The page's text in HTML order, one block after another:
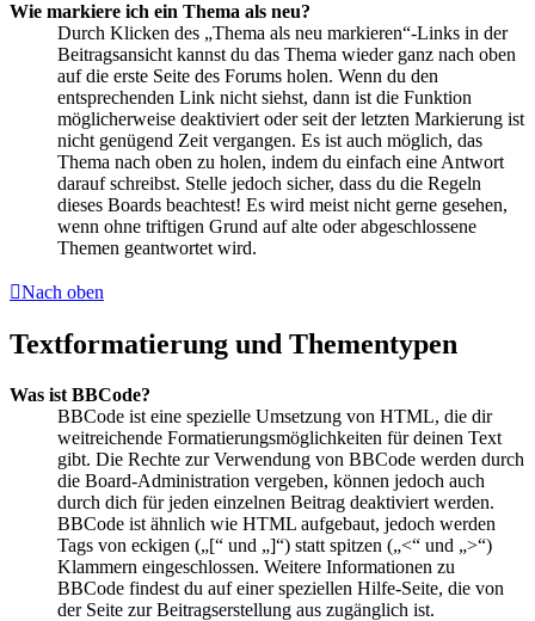
Wie markiere ich ein Thema als neu?
Durch Klicken des „Thema als neu markieren“-Links in der
Beitragsansicht kannst du das Thema wieder ganz nach oben
auf die erste Seite des Forums holen. Wenn du den
entsprechenden Link nicht siehst, dann ist die Funktion
möglicherweise deaktiviert oder seit der letzten Markierung ist
nicht genügend Zeit vergangen. Es ist auch möglich, das
Thema nach oben zu holen, indem du einfach eine Antwort
darauf schreibst. Stelle jedoch sicher, dass du die Regeln
dieses Boards beachtest! Es wird meist nicht gerne gesehen,
wenn ohne triftigen Grund auf alte oder abgeschlossene
Themen geantwortet wird.
Nach oben
Textformatierung und Thementypen
Was ist BBCode?
BBCode ist eine spezielle Umsetzung von HTML, die dir
weitreichende Formatierungsmöglichkeiten für deinen Text
gibt. Die Rechte zur Verwendung von BBCode werden durch
die Board-Administration vergeben, können jedoch auch
durch dich für jeden einzelnen Beitrag deaktiviert werden.
BBCode ist ähnlich wie HTML aufgebaut, jedoch werden
Tags von eckigen („[“ und „]“) statt spitzen („<“ und „>“)
Klammern eingeschlossen. Weitere Informationen zu
BBCode findest du auf einer speziellen Hilfe-Seite, die von
der Seite zur Beitragserstellung aus zugänglich ist.